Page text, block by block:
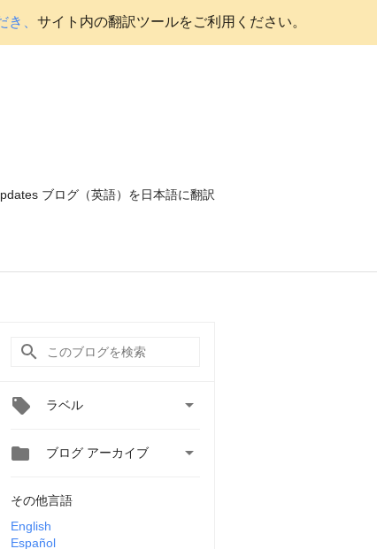
、 サイト内の翻訳ツールをご利用ください。
ブログ（英語）を日本語に翻訳
ラベル 
 ブログ アーカイブ 
その他言語
English
Español